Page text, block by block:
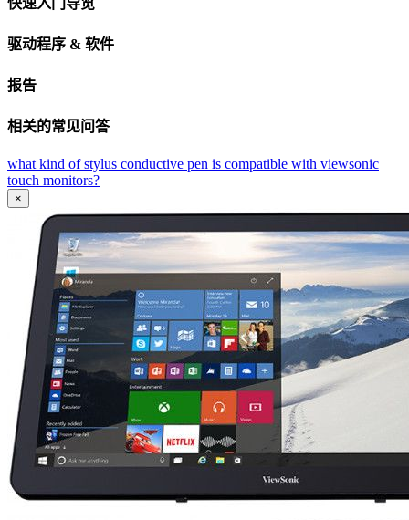
驱动程序 & 软件
报告
相关的常见问答
what kind of stylus conductive pen is compatible with viewsonic
touch monitors?
×